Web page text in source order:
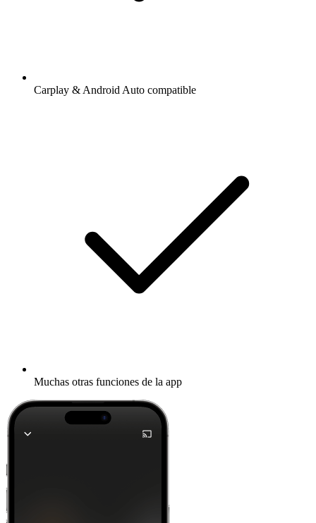
Carplay & Android Auto compatible
Muchas otras funciones de la app